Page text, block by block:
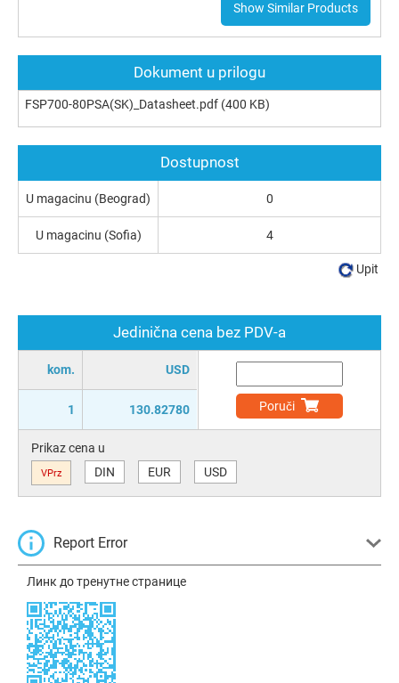
Show Similar Products
Dokument u prilogu
FSP700-80PSA(SK)_Datasheet.pdf (400 KB)
Jedinična cena bez PDV-a
kom. USD
1 130.82780 Poruči
Prikaz cena u
VPrz DIN EUR USD
Report Error
Линк до тренутне странице
Dostupnost
U magacinu (Beograd) 0
U magacinu (Sofia) 4
Upit